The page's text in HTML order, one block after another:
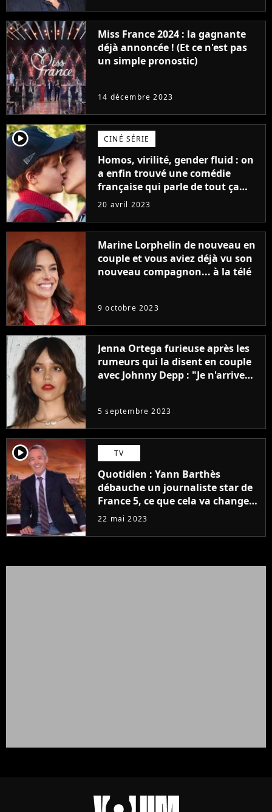
Miss France 2024 : la gagnante
déjà annoncée ! (Et ce n'est pas
un simple pronostic)
14 décembre 2023
player2 CINÉ SÉRIE
Homos, virilité, gender fluid : on
a enfin trouvé une comédie
française qui parle de tout ça
sans être super ringarde
20 avril 2023
Marine Lorphelin de nouveau en
couple et vous aviez déjà vu son
nouveau compagnon... à la télé
9 octobre 2023
Jenna Ortega furieuse après les
rumeurs qui la disent en couple
avec Johnny Depp : "Je n'arrive
5 septembre 2023
player2 TV
Quotidien : Yann Barthès
débauche un journaliste star de
France 5, ce que cela va changer
à la rentrée
22 mai 2023